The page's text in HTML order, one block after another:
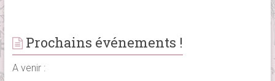
Prochains événements !
A venir :